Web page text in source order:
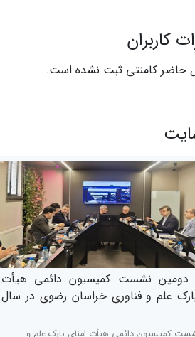
کاربران
حاضر کامنتی ثبت نشده است.
دومین نشست کمیسیون دائمی هیأت
علم و فناوری خراسان رضوی در سال